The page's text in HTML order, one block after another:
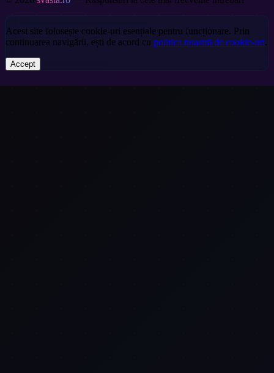
Acest site folosește cookie-uri esențiale pentru funcționare. Prin
continuarea navigării, ești de acord cu politica noastră de cookie-uri.
Accept